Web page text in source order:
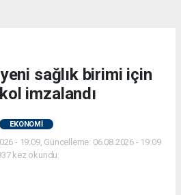
sağlık birimi için
imzalandı
EKONOMİ
- 19:09, Güncelleme: 06.08.2026 - 19:09
kez okundu.